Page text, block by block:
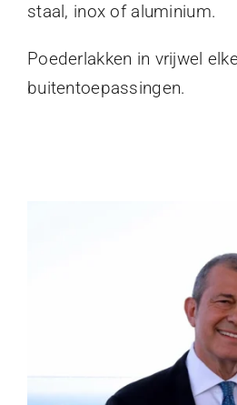
staal, inox of aluminium.
Poederlakken in vrijwel
buitentoepassingen.